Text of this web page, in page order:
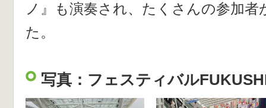
ノ』も演奏され、たくさんの参加
た。
写真：フェスティバル